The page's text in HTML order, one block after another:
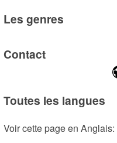
Les genres
Contact
Toutes les langues
Voir cette page en Anglais: